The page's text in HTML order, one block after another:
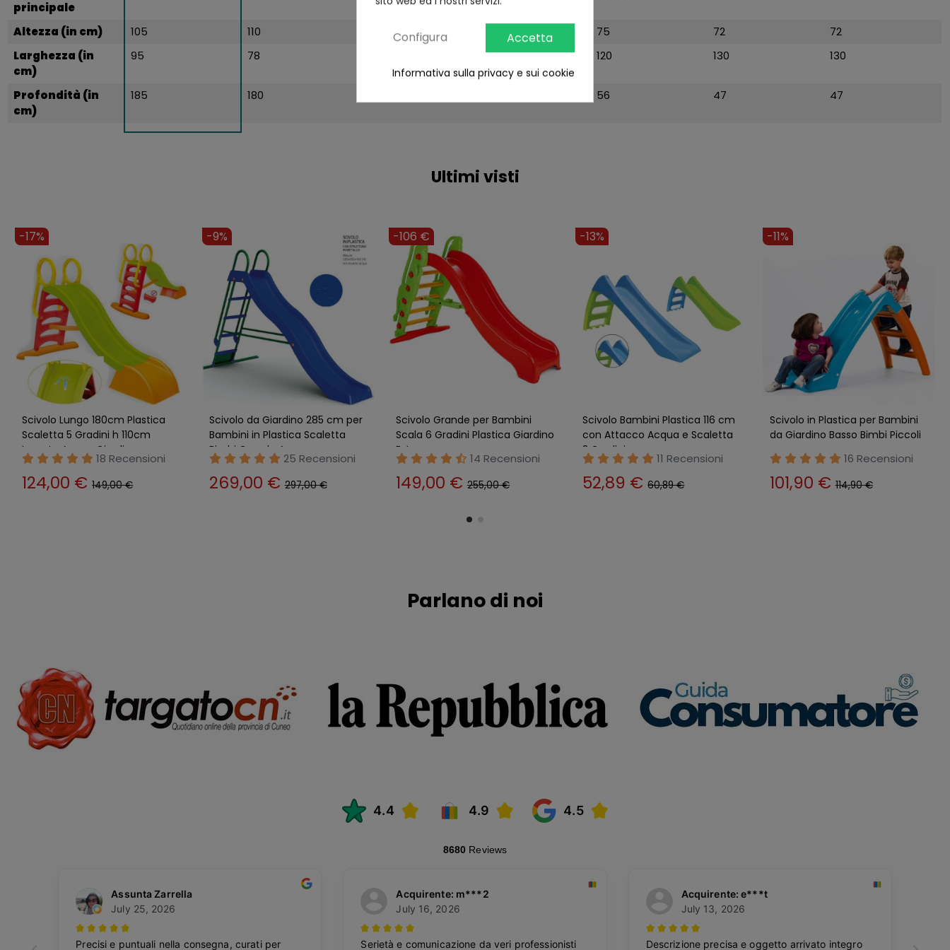
principale
Altezza (in cm) 105 110 75 72
72
Larghezza (in
cm)
95 78 85 120 130 130
Profondità (in
cm)
185 180 56 47 47
Ultimi visti
-11%
Scivolo in Plastica per Bambini
da Giardino Basso Bimbi Piccoli
16 Recensioni
101,90 € 114,90 €
-14%
Scivolo Bambini 120x56x75 cm
da Giardino Resina Resistente
2 Recensioni
84,89 €98,89 €
-8%
Scivolo Bambini 116 cm con
Attacco Acqua e Scaletta 3
Gradini Celeste
2 Recensioni
55,89 €60,89 €
-10%
Scivolo per Bambini Pieghevole
Salvaspazio a 3 Gradini in
Plastica Verde
2 Recensioni
63,89 €70,89 €
-10%
Scivolo per Bambini Pieghevole
Salvaspazio a 3 Gradini in
3 Recensioni
63,89 €70,89 €
Parlano di noi
Configura Accetta
Informativa sulla privacy e sui cookie